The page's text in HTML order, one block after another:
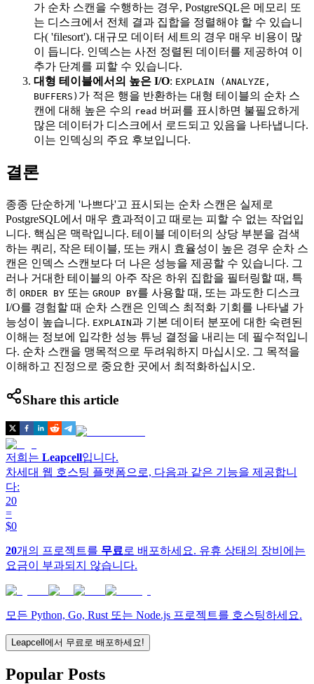
가 순차 스캔을 수행하는 경우, PostgreSQL은 메모리 또
는 디스크에서 전체 결과 집합을 정렬해야 할 수 있습니
다( 'filesort'). 대규모 데이터 세트의 경우 매우 비용이 많
이 듭니다. 인덱스는 사전 정렬된 데이터를 제공하여 이
추가 단계를 피할 수 있습니다.
대형 테이블에서의 높은 I/O: EXPLAIN (ANALYZE,
BUFFERS) 가 적은 행을 반환하는 대형 테이블의 순차 스
캔에 대해 높은 수의
read 버퍼를 표시하면 불필요하게
많은 데이터가 디스크에서 로드되고 있음을 나타냅니다.
이는 인덱싱의 주요 후보입니다.
결론
종종 단순하게 '나쁘다'고 표시되는 순차 스캔은 실제로
PostgreSQL에서 매우 효과적이고 때로는 피할 수 없는 작업입
니다. 핵심은 맥락입니다. 테이블 데이터의 상당 부분을 검색
하는 쿼리, 작은 테이블, 또는 캐시 효율성이 높은 경우 순차 스
캔은 인덱스 스캔보다 더 나은 성능을 제공할 수 있습니다. 그
러나 거대한 테이블의 아주 작은 하위 집합을 필터링할 때, 특
히 ORDER BY 또는 GROUP BY를 사용할 때, 또는 과도한 디스크
I/O를 경험할 때 순차 스캔은 인덱스 최적화 기회를 나타낼 가
능성이 높습니다. EXPLAIN과 기본 데이터 분포에 대한 숙련된
이해는 정보에 입각한 성능 튜닝 결정을 내리는 데 필수적입니
다. 순차 스캔을 맹목적으로 두려워하지 마십시오. 그 목적을
이해하고 진정으로 중요한 곳에서 최적화하십시오.
Share this article
저희는 Leapcell입니다.
차세대 웹 호스팅 플랫폼으로, 다음과 같은 기능을 제공합니
다:
20
=
$0
20개의 프로젝트를 무료 로 배포하세요. 유휴 상태의 장비에는
요금이 부과되지 않습니다.
모든 Python, Go, Rust 또는 Node.js 프로젝트를 호스팅하세요.
Leapcell에서 무료로 배포하세요!
Popular Posts